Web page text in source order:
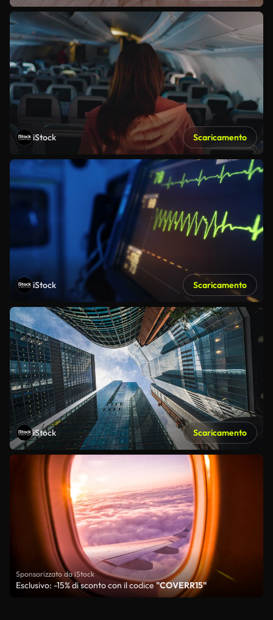
iStock Scaricamento
iStock Scaricamento
iStock Scaricamento
Sponsorizzato da iStock
Esclusivo: -15% di sconto con il codice"COVERR15"